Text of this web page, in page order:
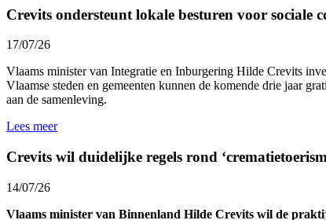
Crevits ondersteunt lokale besturen voor sociale
17/07/26
Vlaams minister van Integratie en Inburgering Hilde Crevits
Vlaamse steden en gemeenten kunnen de komende drie jaar
aan de samenleving.
Lees meer
Crevits wil duidelijke regels rond
14/07/26
Vlaams minister van Binnenland Hilde Crevits wil de